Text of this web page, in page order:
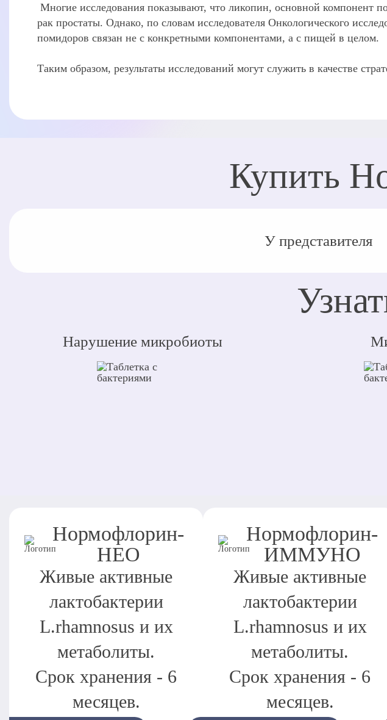
Многие исследования показывают, что ликопин, основной компонент
рак простаты. Однако, по словам исследователя Онкологического
помидоров связан не с конкретными компонентами, а с пищей в целом.
Таким образом, результаты исследований могут служить в качестве
Купить
У представителя
Нарушение микробиоты
Нормофлорин-
НЕО
Живые активные
лактобактерии
L.rhamnosus и их
метаболиты.
Срок хранения - 6
месяцев.
Нормофлорин-
ИММУНО
Живые активные
лактобактерии
L.rhamnosus и их
метаболиты.
Срок хранения - 6
месяцев.